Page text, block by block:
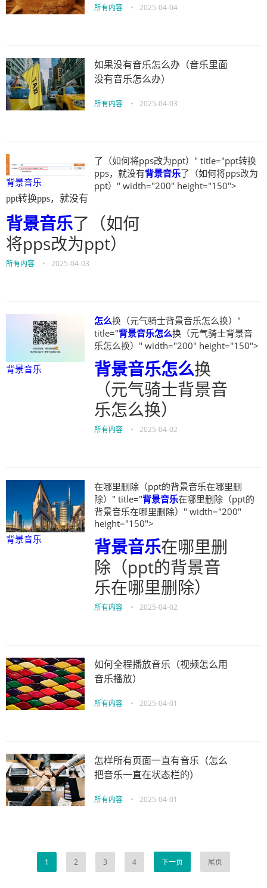
所有内容 • 2025-04-04
如果没有音乐怎么办（音乐里面
没有音乐怎么办）
所有内容 • 2025-04-03
背景音乐
了（如何将pps改为ppt）" title="ppt转换
pps，就没有背景音乐了（如何将pps改为
ppt）" width="200" height="150">
ppt转换pps，就没有
背景音乐了（如何
将pps改为ppt）
所有内容 • 2025-04-03
背景音乐
怎么换（元气骑士背景音乐怎么换）"
title="背景音乐怎么换（元气骑士背景音
乐怎么换）" width="200" height="150">
背景音乐怎么换
（元气骑士背景音
乐怎么换）
所有内容 • 2025-04-02
背景音乐
在哪里删除（ppt的背景音乐在哪里删
除）" title="背景音乐在哪里删除（ppt的
背景音乐在哪里删除）" width="200"
height="150">
背景音乐在哪里删
除（ppt的背景音
乐在哪里删除）
所有内容 • 2025-04-02
如何全程播放音乐（视频怎么用
音乐播放）
所有内容 • 2025-04-01
怎样所有页面一直有音乐（怎么
把音乐一直在状态栏的）
所有内容 • 2025-04-01
1 2 3 4 下一页 尾页